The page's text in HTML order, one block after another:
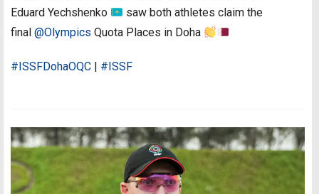
Eduard Yechshenko
saw both athletes claim the
final @Olympics Quota Places in Doha
#ISSFDohaOQC | #ISSF